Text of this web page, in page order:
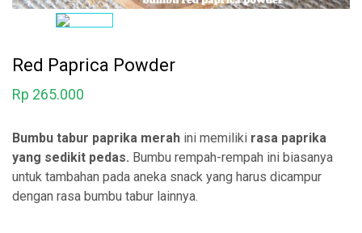
Red Paprica Powder
Rp 265.000
Bumbu tabur paprika merah ini memiliki rasa paprika
yang sedikit pedas. Bumbu rempah-rempah ini biasanya
untuk tambahan pada aneka snack yang harus dicampur
dengan rasa bumbu tabur lainnya.